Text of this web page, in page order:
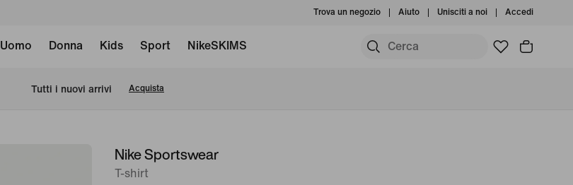
Trova un negozio Aiuto Unisciti a noi Accedi
Uomo Donna Kids Sport NikeSKIMS
Tutti i nuovi arrivi Acquista
immagine
Nike Sportswear
T-shirt